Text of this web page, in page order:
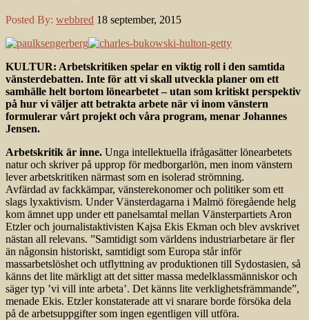
Posted By: webbred 18 september, 2015
KULTUR: Arbetskritiken spelar en viktig roll i den samtida
vänsterdebatten. Inte för att vi skall utveckla planer om ett
samhälle helt bortom lönearbetet – utan som kritiskt perspektiv
på hur vi väljer att betrakta arbete när vi inom vänstern
formulerar vårt projekt och våra program, menar Johannes
Jensen.
Arbetskritik är inne. Unga intellektuella ifrågasätter lönearbetets
natur och skriver på upprop för medborgarlön, men inom vänstern
lever arbetskritiken närmast som en isolerad strömning.
Avfärdad av fackkämpar, vänsterekonomer och politiker som ett
slags lyxaktivism. Under Vänsterdagarna i Malmö föregående helg
kom ämnet upp under ett panelsamtal mellan Vänsterpartiets Aron
Etzler och journalistaktivisten Kajsa Ekis Ekman och blev avskrivet
nästan all relevans. ”Samtidigt som världens industriarbetare är fler
än någonsin historiskt, samtidigt som Europa står inför
massarbetslöshet och utflyttning av produktionen till Sydostasien, så
känns det lite märkligt att det sitter massa medelklassmänniskor och
säger typ ’vi vill inte arbeta’. Det känns lite verklighetsfrämmande”,
menade Ekis. Etzler konstaterade att vi snarare borde försöka dela
på de arbets­uppgifter som ingen egentligen vill utföra.